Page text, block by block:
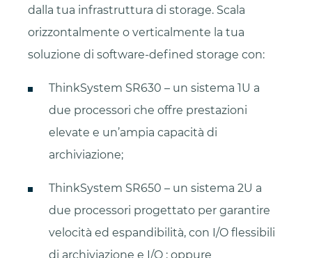
dalla tua infrastruttura di storage. Scala
orizzontalmente o verticalmente la tua
soluzione di software-defined storage con:
ThinkSystem SR630 – un sistema 1U a
due processori che offre prestazioni
elevate e un’ampia capacità di
archiviazione;
ThinkSystem SR650 – un sistema 2U a
due processori progettato per garantire
velocità ed espandibilità, con I/O flessibili
di archiviazione e I/O ; oppure